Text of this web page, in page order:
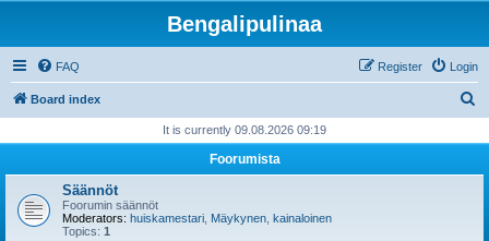
Bengalipulinaa
FAQ Login
Register
Board index
r
It is currently 09.08.2026 09:19
Foorumista
Säännöt
Foorumin säännöt
Moderators: huiskamestari Mäykynen kainaloinen
Topics: 1